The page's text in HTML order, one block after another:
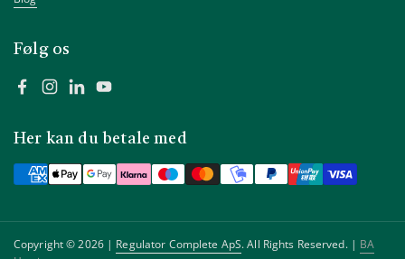
Følg os
FacebookInstagram
LinkedInYouTube
Her kan du betale med
Copyright © 2026 | Regulator Complete ApS. All Rights Reserved. | BA